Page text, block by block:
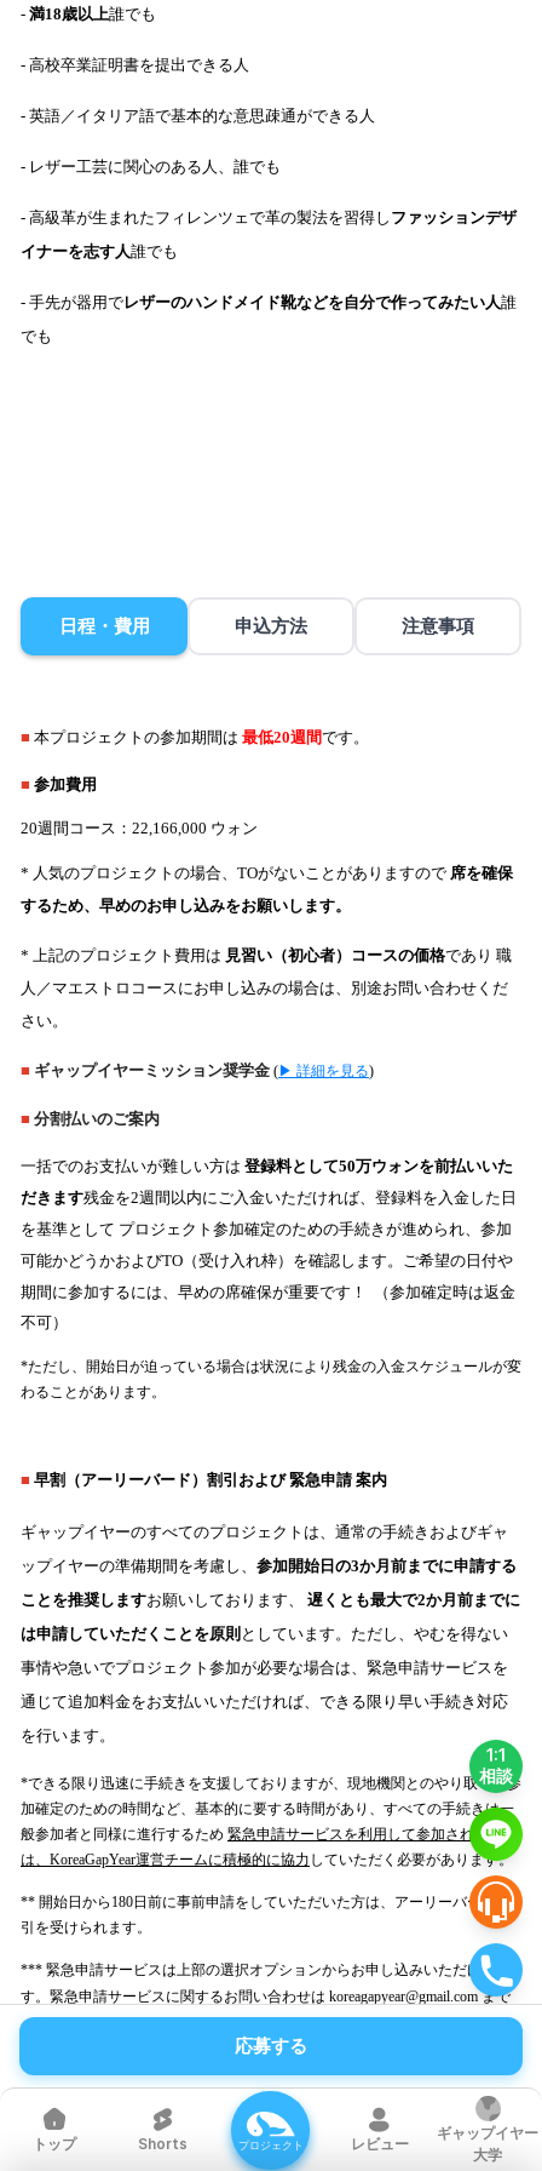
1:1
相談
- 満18歳以上誰でも
- 高校卒業証明書を提出できる人
- 英語／イタリア語で基本的な意思疎通ができる人
- レザー工芸に関心のある人、誰でも
- 高級革が生まれたフィレンツェで革の製法を習得し ファッションデザ
イナーを志す人誰でも
- 手先が器用でレザーのハンドメイド靴などを自分で作ってみたい人誰
でも
日程・費用 申込方法 注意事項
■ 本プロジェクトの参加期間は 最低20週間です。
■ 参加費用
20週間コース：22,166,000 ウォン
* 人気のプロジェクトの場合、TOがないことがありますので 席を確保
するため、早めのお申し込みをお願いします。
* 上記のプロジェクト費用は 見習い（初心者）コースの価格であり 職
人／マエストロコースにお申し込みの場合は、別途お問い合わせくだ
さい。
■ ギャップイヤーミッション奨学金 (▶ 詳細を見る)
■ 分割払いのご案内
一括でのお支払いが難しい方は 登録料として50万ウォンを前払いいた
だきます残金を2週間以内にご入金いただければ、登録料を入金した日
を基準として プロジェクト参加確定のための手続きが進められ、参加
可能かどうかおよびTO（受け入れ枠）を確認します。ご希望の日付や
期間に参加するには、早めの席確保が重要です！
（参加確定時は返金
不可）
*ただし、開始日が迫っている場合は状況により残金の入金スケジュールが変
わることがあります。
■ 早割（アーリーバード）割引および緊急申請 案内
ギャップイヤーのすべてのプロジェクトは、通常の手続きおよびギャ
ップイヤーの準備期間を考慮し、 参加開始日の3か月前までに申請する
ことを推奨しますお願いしております、 遅くとも最大で2か月前までに
は申請していただくことを原則 としています。ただし、やむを得ない
事情や急いでプロジェクト参加が必要な場合は、緊急申請サービスを
通じて追加料金をお支払いいただければ、できる限り早い手続き対応
を行います。
*できる限り迅速に手続きを支援しておりますが、現地機関とのやり取りや参
加確定のための時間など、基本的に要する時間があり、すべての手続きは一
般参加者と同様に進行するため 緊急申請サービスを利用して参加される方
は、KoreaGapYear運営チームに積極的に協力 していただく必要があります。
** 開始日から180日前に事前申請をしていただいた方は、アーリーバード割
引を受けられます。
*** 緊急申請サービスは上部の選択オプションからお申し込みいただけま
す。緊急申請サービスに関するお問い合わせは koreagapyear@gmail.com まで
ご連絡ください。
ギャップイヤーミッションおよびノート自動申請 / OT
応募する
トップ Shorts プロジェクト レビュー
ギャップイヤー
大学